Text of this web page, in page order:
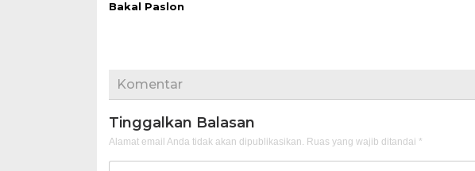
Bakal Paslon
Komentar
Tinggalkan Balasan
Alamat email Anda tidak akan dipublikasikan. Ruas yang wajib ditandai *